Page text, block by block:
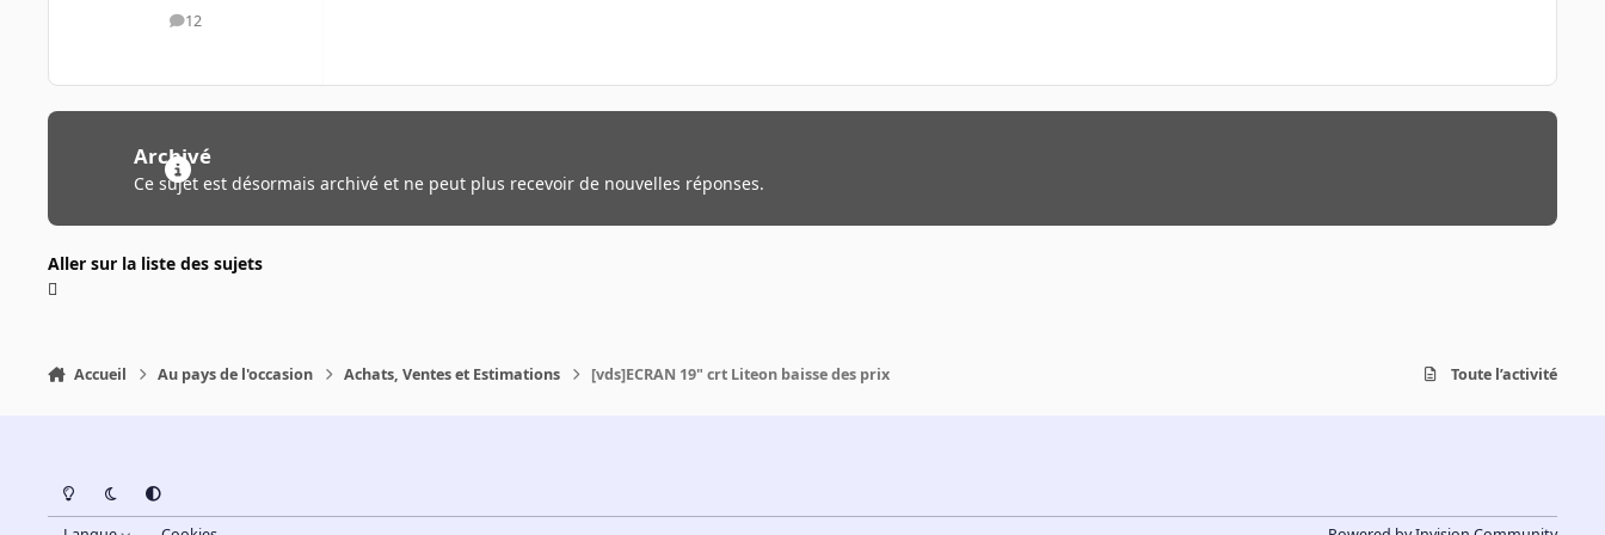
12
messages
Archivé
Ce sujet est désormais archivé et ne peut plus recevoir de nouvelles réponses.
Aller sur la liste des sujets
Accueil Au pays de l'occasion Achats, Ventes et Estimations [vds]ECRAN 19" crt Liteon baisse des prix Toute l’activité
Light ModeDark ModeSystem Preference